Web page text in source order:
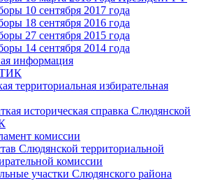
10 сентября 2017 года
18 сентября 2016 года
27 сентября 2015 года
14 сентября 2014 года
информация
ТИК
территориальная избирательная
историческая справка Слюдянской
комиссии
Слюдянской территориальной
комиссии
участки Слюдянского района